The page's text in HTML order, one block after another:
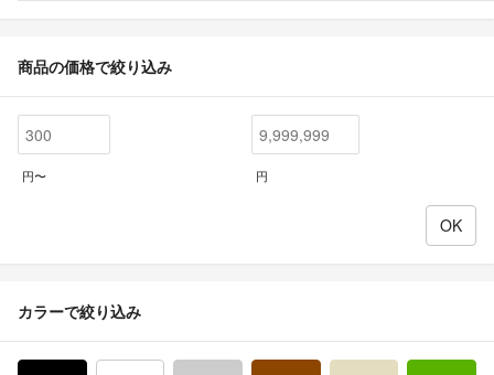
商品の価格で絞り込み
円〜 円
カラーで絞り込み